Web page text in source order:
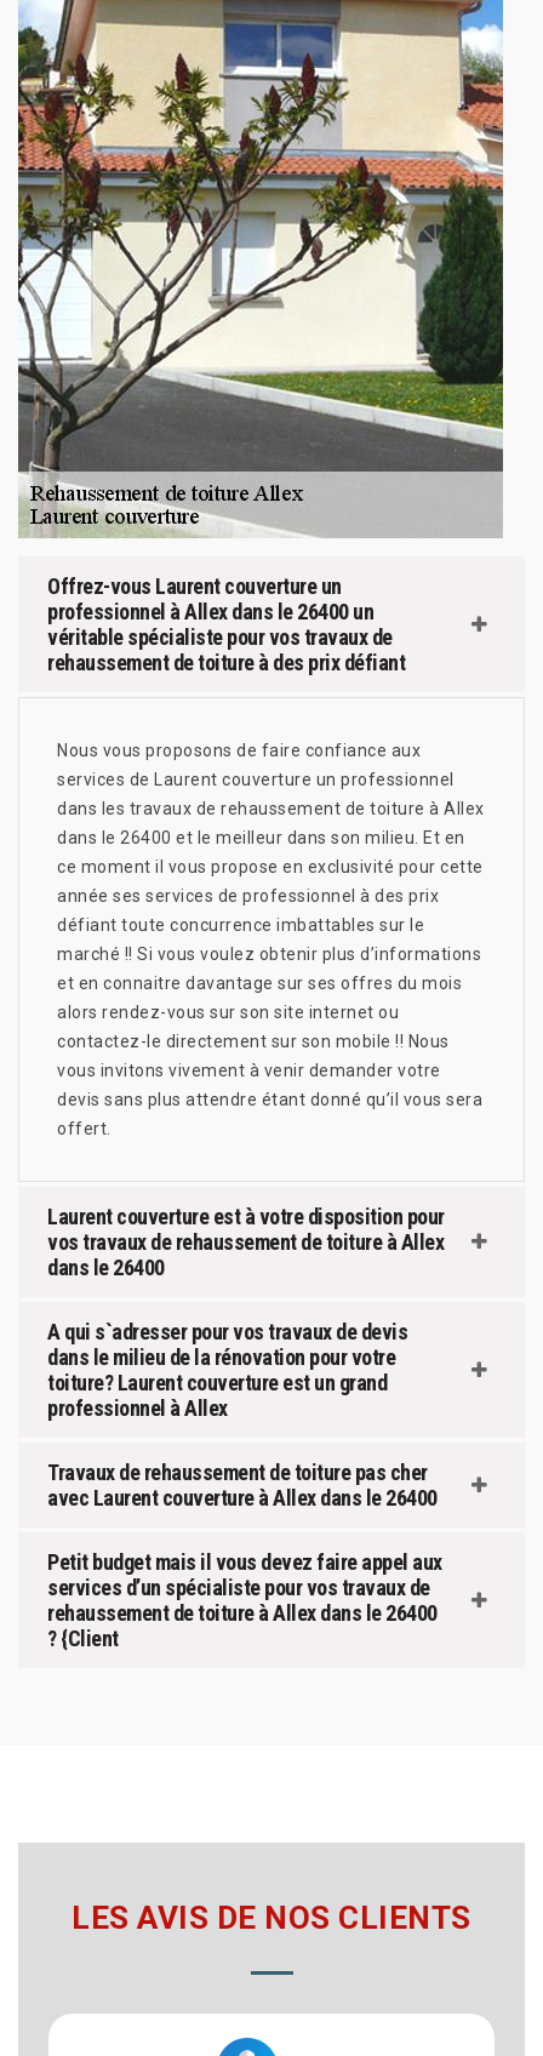
Offrez-vous Laurent couverture un
professionnel à Allex dans le 26400 un
véritable spécialiste pour vos travaux de
rehaussement de toiture à des prix défiant
Nous vous proposons de faire confiance aux
services de Laurent couverture un professionnel
dans les travaux de rehaussement de toiture à Allex
dans le 26400 et le meilleur dans son milieu. Et en
ce moment il vous propose en exclusivité pour cette
année ses services de professionnel à des prix
défiant toute concurrence imbattables sur le
marché !! Si vous voulez obtenir plus d’informations
et en connaitre davantage sur ses offres du mois
alors rendez-vous sur son site internet ou
contactez-le directement sur son mobile !! Nous
vous invitons vivement à venir demander votre
devis sans plus attendre étant donné qu’il vous sera
offert.
Laurent couverture est à votre disposition pour
vos travaux de rehaussement de toiture à Allex
dans le 26400
A qui s`adresser pour vos travaux de devis
dans le milieu de la rénovation pour votre
toiture? Laurent couverture est un grand
professionnel à Allex
Travaux de rehaussement de toiture pas cher
avec Laurent couverture à Allex dans le 26400
Petit budget mais il vous devez faire appel aux
services d’un spécialiste pour vos travaux de
rehaussement de toiture à Allex dans le 26400
? {Client
LES AVIS DE NOS CLIENTS